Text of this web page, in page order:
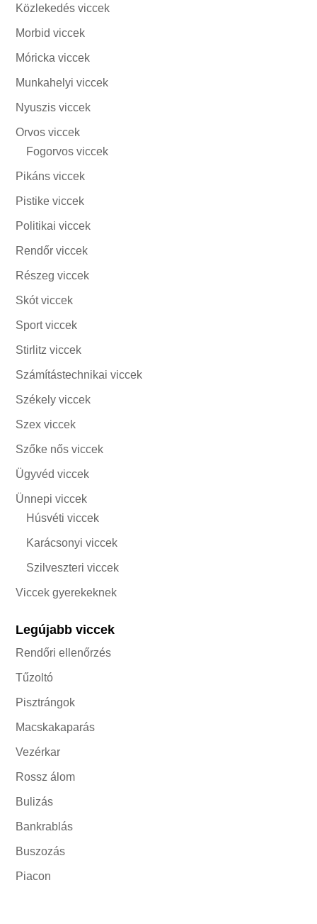
Közlekedés viccek
Morbid viccek
Móricka viccek
Munkahelyi viccek
Nyuszis viccek
Orvos viccek
Fogorvos viccek
Pikáns viccek
Pistike viccek
Politikai viccek
Rendőr viccek
Részeg viccek
Skót viccek
Sport viccek
Stirlitz viccek
Számítástechnikai viccek
Székely viccek
Szex viccek
Szőke nős viccek
Ügyvéd viccek
Ünnepi viccek
Húsvéti viccek
Karácsonyi viccek
Szilveszteri viccek
Viccek gyerekeknek
Legújabb viccek
Rendőri ellenőrzés
Tűzoltó
Pisztrángok
Macskakaparás
Vezérkar
Rossz álom
Bulizás
Bankrablás
Buszozás
Piacon